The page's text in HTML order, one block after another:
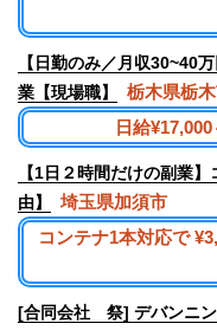
【日勤のみ／月収30~40
業【現場職】
栃木県栃
日給
【1日２時間だけの副業
由】
埼玉県加須市
コンテナ1本対応で
[合同会社 祭] デバンニン